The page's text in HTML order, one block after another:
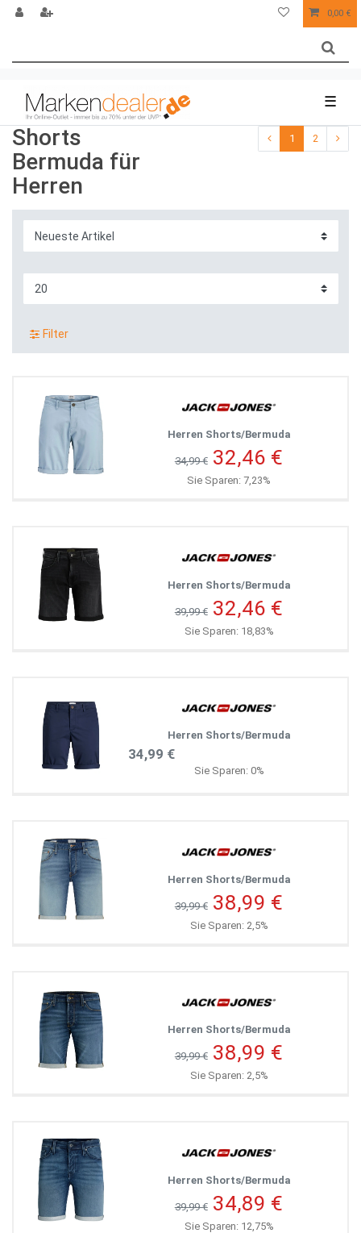
0,00 €
☰
Shorts
Bermuda für
Herren
1 2
Filter
Herren Shorts/Bermuda
34,99 € 32,46 €
Sie Sparen: 7,23%
Herren Shorts/Bermuda
39,99 € 32,46 €
Sie Sparen: 18,83%
Herren Shorts/Bermuda
34,99 €
Sie Sparen: 0%
Herren Shorts/Bermuda
39,99 € 38,99 €
Sie Sparen: 2,5%
Herren Shorts/Bermuda
39,99 € 38,99 €
Sie Sparen: 2,5%
Herren Shorts/Bermuda
39,99 € 34,89 €
Sie Sparen: 12,75%